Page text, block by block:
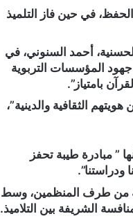
في حين فاز التلميذ
أحمد السنوني، في
المؤسسات التربوية
بامتياز”.
الثقافية والدينية”،
” مبادرة طيبة تحفز
من طرف المنظمين، وسط
الشريفة بين التلاميذ.